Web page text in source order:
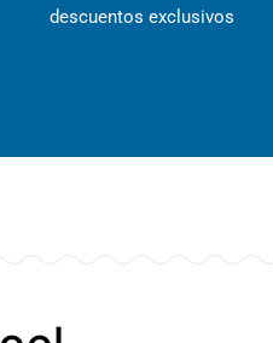
descuentos exclusivos